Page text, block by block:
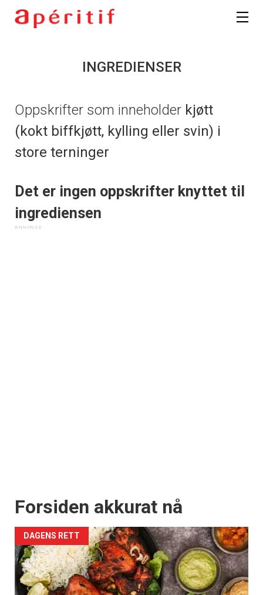
INGREDIENSER
Oppskrifter som inneholder kjøtt
(kokt biffkjøtt, kylling eller svin) i
store terninger
Det er ingen oppskrifter knyttet til
ingrediensen
Forsiden akkurat nå
DAGENS RETT